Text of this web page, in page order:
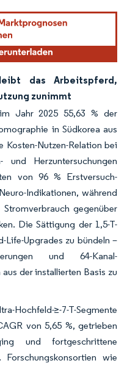
das Arbeitspferd,
zunimmt
im Jahr 2025 55,63 % der
in Südkorea aus
Nutzen-Relation bei
und Herzuntersuchungen
von 96 % Erstversuch-
Indikationen, während
gegenüber
Die Sättigung der 1,5-T-
Upgrades zu bündeln –
und 64-Kanal-
der installierten Basis zu
Hochfeld-≥-7-T-Segmente
von 5,65 %, getrieben
und fortgeschrittene
Forschungskonsortien wie